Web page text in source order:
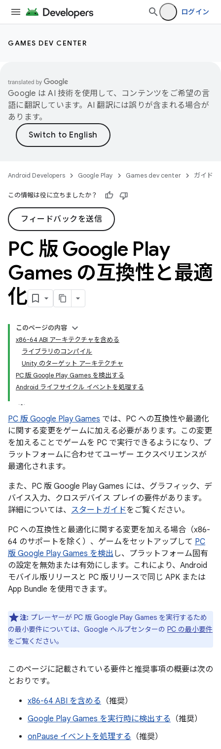
ログイン
GAMES DEV CENTER
Google は AI 技術を使用して、コンテンツをご希望の言
語に翻訳しています。AI 翻訳には誤りが含まれる場合が
あります。
Android Developers Google Play Games dev center ガイド
この情報は役に立ちましたか？
フィードバックを送信
PC 版 Google Play
Games の互換性と最適
化
このページの内容
x86-64 ABI アーキテクチャを含める
ライブラリのコンパイル
Unity のターゲット アーキテクチャ
PC 版 Google Play Games を検出する
Android ライフサイクル イベントを処理する
PC 版 Google Play Games では、PC への互換性や最適化
に関する変更をゲームに加える必要があります。この変更
を加えることでゲームを PC で実行できるようになり、プ
ラットフォームに合わせてユーザー エクスペリエンスが
最適化されます。
また、PC 版 Google Play Games には、グラフィック、デ
バイス入力、クロスデバイス プレイの要件があります。
詳細については、 スタートガイドをご覧ください。
PC への互換性と最適化に関する変更を加える場合（x86-
64 のサポートを除く）、ゲームをセットアップして PC
版 Google Play Games を検出 し、プラットフォーム固有
の設定を無効または有効にします。これにより、Android
モバイル版リリースと PC 版リリースで同じ APK または
App Bundle を使用できます。
注: プレーヤーが PC 版 Google Play Games を実行するため
の最小要件については、Google ヘルプセンターの PC の最小要件
をご覧ください。
このページに記載されている要件と推奨事項の概要は次の
とおりです。
x86-64 ABI を含める （推奨）
Google Play Games を実行時に検出する （推奨）
onPause イベントを処理する （推奨）